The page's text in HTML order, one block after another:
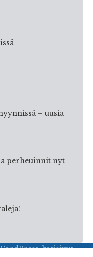
– uusia
perheuinnit nyt
kotisivut